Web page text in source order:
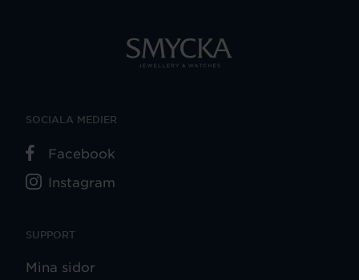
SUPPORT
Mina sidor
SOCIALA MEDIER
Facebook
Instagram